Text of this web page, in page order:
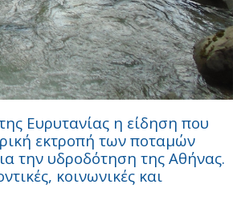
Ευρυτανίας η είδηση που
εκτροπή των ποταμών
την υδροδότηση της Αθήνας.
κοινωνικές και